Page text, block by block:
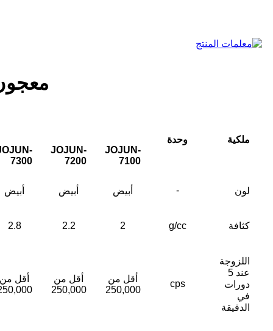
ملكية
وحدة
JOJUN-
7100
JOJUN-
7200
7300
لون - أبيض أبيض أبيض
كثافة g/cc
2
2.2
2.8
اللزوجة
عند 5
دورات
في
الدقيقة
cps
أقل من
250,000
أقل من
250,000
أقل من